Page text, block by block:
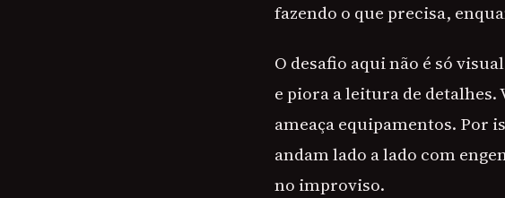
fazendo o que precisa,
O desafio aqui não é só
e piora a leitura de
ameaça equipamentos. Por
andam lado a lado com
no improviso.